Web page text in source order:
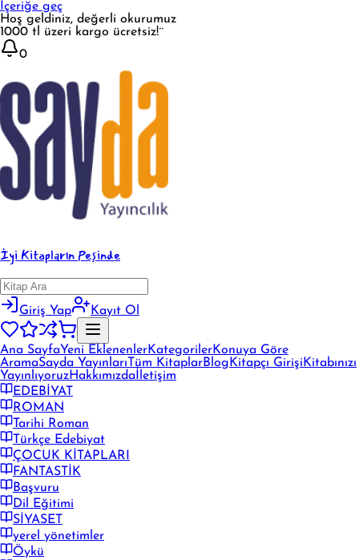
İçeriğe geç
Hoş geldiniz, değerli okurumuz
1000 tl üzeri kargo ücretsiz!¨
0
İyi Kitapların Peşinde
Giriş Yap Kayıt Ol
Ana SayfaYeni EklenenlerKategorilerKonuya Göre
AramaSayda Yayınları Tüm KitaplarBlog Kitapçı Girişi Kitabınızı
YayınlıyoruzHakkımızda İletişim
EDEBİYAT
ROMAN
Tarihi Roman
Türkçe Edebiyat
ÇOCUK KİTAPLARI
FANTASTİK
Başvuru
Dil Eğitimi
SİYASET
yerel yönetimler
Öykü